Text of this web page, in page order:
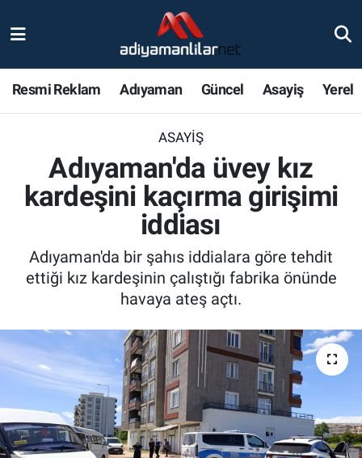
Resmi Reklam Adıyaman Güncel Asayiş Yerel
ASAYIŞ
Adıyaman'da üvey kız
kardeşini kaçırma girişimi
iddiası
Adıyaman'da bir şahıs iddialara göre tehdit
ettiği kız kardeşinin çalıştığı fabrika önünde
havaya ateş açtı.
Magazin
Gündem
Sağlık
Özel Haber
Kültür Sanat
Nöbetçi Eczaneler
Adiyaman Namaz Vakitleri
Trafik Durumu
Süper Lig Puan Durumu ve Fikstür
Tüm Manşetler
Son Dakika Haberleri
Haber Arşivi